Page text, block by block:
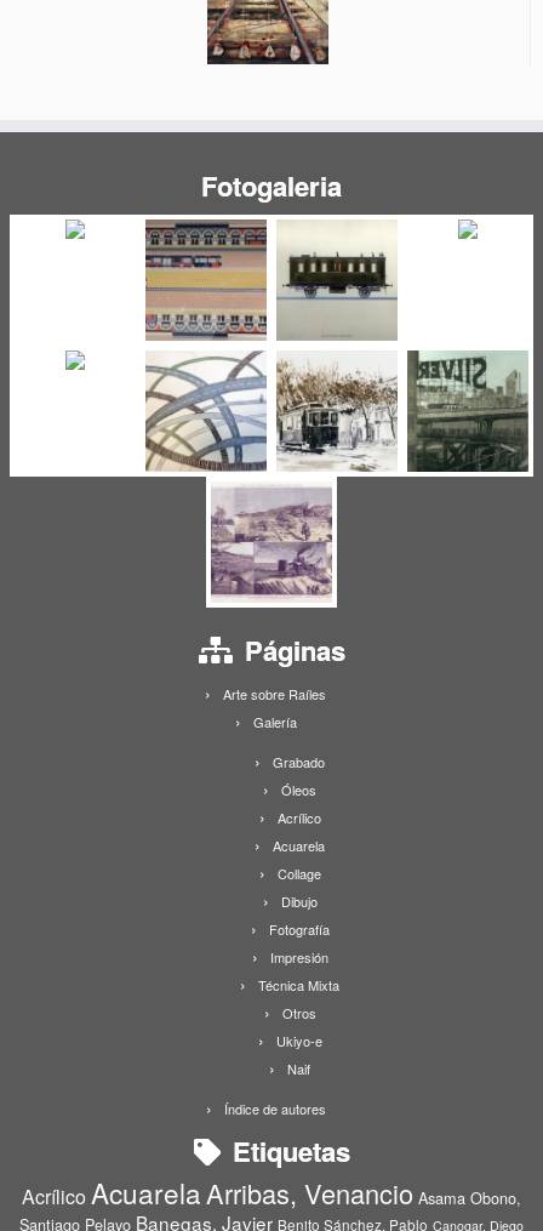
Fotogaleria
Páginas
Arte sobre Raíles
Galería
Grabado
Óleos
Acrílico
Acuarela
Collage
Dibujo
Fotografía
Impresión
Técnica Mixta
Otros
Ukiyo-e
Naif
Índice de autores
Etiquetas
Acrílico AcuarelaArribas, Venancio Asama Obono,
Santiago Pelayo Banegas, Javier Benito Sánchez, Pablo Canogar, Diego